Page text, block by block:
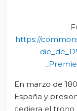
https://
En marzo de
España y
cediera el trono